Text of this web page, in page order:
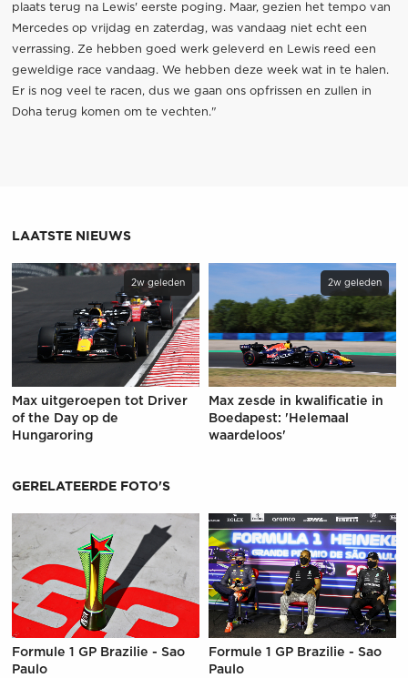
plaats terug na Lewis' eerste poging. Maar, gezien het tempo van
Mercedes op vrijdag en zaterdag, was vandaag niet echt een
verrassing. Ze hebben goed werk geleverd en Lewis reed een
geweldige race vandaag. We hebben deze week wat in te halen.
Er is nog veel te racen, dus we gaan ons opfrissen en zullen in
Doha terug komen om te vechten."
LAATSTE NIEUWS
2w geleden
Max uitgeroepen tot Driver
of the Day op de
Hungaroring
2w geleden
Max zesde in kwalificatie in
Boedapest: 'Helemaal
waardeloos'
GERELATEERDE FOTO'S
Formule 1 GP Brazilie - Sao
Paulo
Formule 1 GP Brazilie - Sao
Paulo